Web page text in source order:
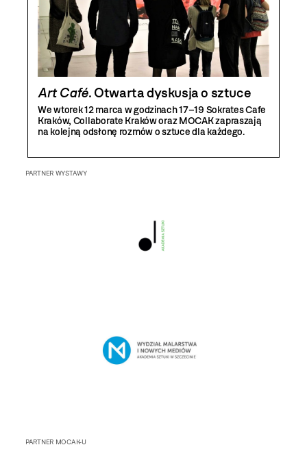
Art Café. Otwarta dyskusja o sztuce
We wtorek 12 marca w godzinach 17–19 Sokrates Cafe
Kraków, Collaborate Kraków oraz MOCAK zapraszają
na kolejną odsłonę rozmów o sztuce dla każdego.
PARTNER WYSTAWY
PARTNER MOCAK-U